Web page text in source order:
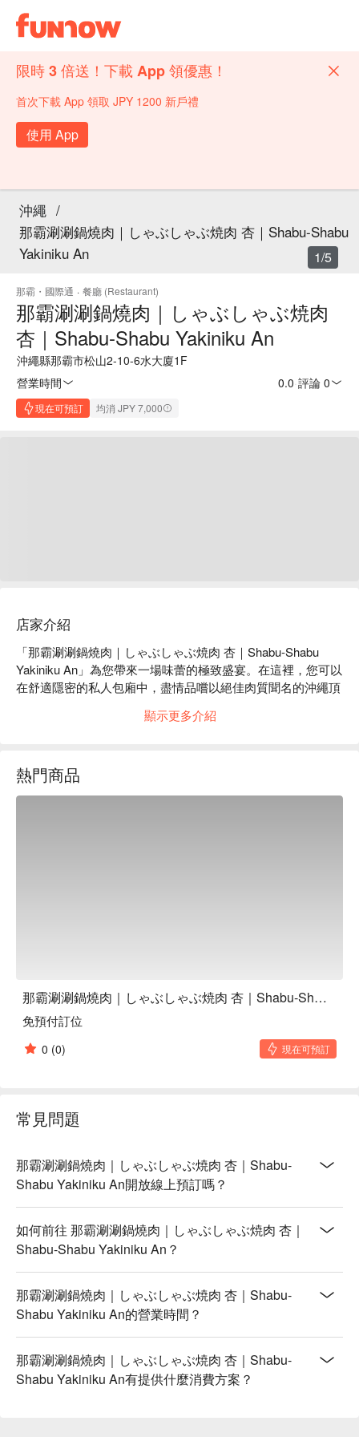
限時 3 倍送！下載 App 領優惠！
首次下載 App 領取 JPY 1200 新戶禮
使用 App
沖繩 /
那霸涮涮鍋燒肉｜しゃぶしゃぶ焼肉 杏｜Shabu-Shabu
Yakiniku An
那霸・國際通 · 餐廳 (Restaurant)
那霸涮涮鍋燒肉｜しゃぶしゃぶ焼肉
杏｜Shabu-Shabu Yakiniku An
沖繩縣那霸市松山2-10-6水大廈1F
營業時間
0.0 評論 0
現在可預訂 均消 JPY 7,000
1/5
店家介紹
「那霸涮涮鍋燒肉｜しゃぶしゃぶ焼肉 杏｜Shabu-Shabu
Yakiniku An」為您帶來一場味蕾的極致盛宴。在這裡，您可以
在舒適隱密的私人包廂中，盡情品嚐以絕佳肉質聞名的沖繩頂
雙重饗宴，感受頂級肉品的豐腴滋味。
燒肉與涮涮鍋雙重饗宴｜一次滿足兩種日式美饌的極致體驗
珍稀葡萄酒搭配頂級肉品｜品味如Kenzo Estate等高端美酒佳
顯示更多介紹
熱門商品
那霸涮涮鍋燒肉｜しゃぶしゃぶ焼肉 杏｜Shabu-Shabu Yakiniku An
免預付訂位
0 (0) 現在可預訂
常見問題
那霸涮涮鍋燒肉｜しゃぶしゃぶ焼肉 杏｜Shabu-
Shabu Yakiniku An開放線上預訂嗎？
如何前往 那霸涮涮鍋燒肉｜しゃぶしゃぶ焼肉 杏｜
Shabu-Shabu Yakiniku An？
那霸涮涮鍋燒肉｜しゃぶしゃぶ焼肉 杏｜Shabu-
Shabu Yakiniku An的營業時間？
那霸涮涮鍋燒肉｜しゃぶしゃぶ焼肉 杏｜Shabu-
Shabu Yakiniku An有提供什麼消費方案？